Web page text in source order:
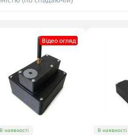
Відео огляд
В наявності В наявності